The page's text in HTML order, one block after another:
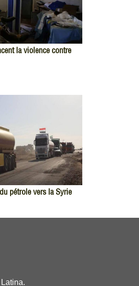
la violence contre
pétrole vers la Syrie